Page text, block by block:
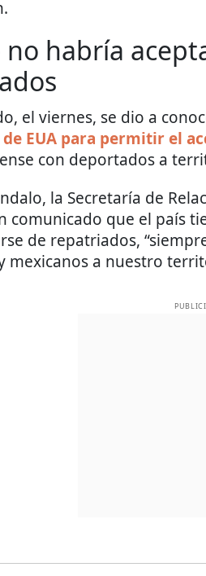
no habría
el viernes, se dio a
EUA para permitir el
con deportados a
la Secretaría de
comunicado que el país
de repatriados,
mexicanos a nuestro